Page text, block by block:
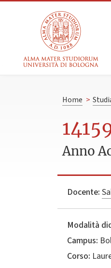
Home >
Anno
Docente:
Modalità
Campus:
Corso: